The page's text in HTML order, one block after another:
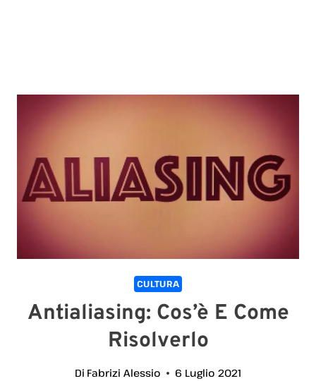
CULTURA
Antialiasing: Cos’è E Come
Risolverlo
Di Fabrizi Alessio 6 Luglio 2021